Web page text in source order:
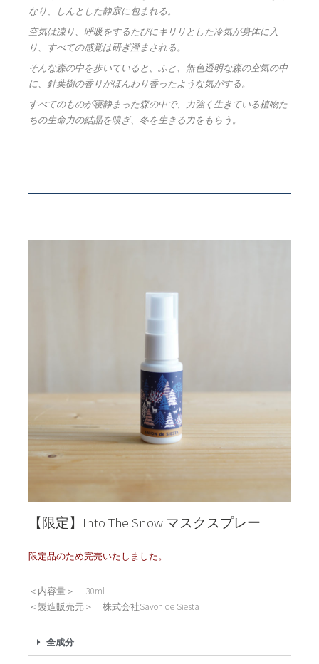
なり、しんとした静寂に包まれる。
空気は凍り、呼吸をするたびにキリリとした冷気が身体に入
り、すべての感覚は研ぎ澄まされる。
そんな森の中を歩いていると、ふと、無色透明な森の空気の中
に、針葉樹の香りがほんわり香ったような気がする。
すべてのものが寝静まった森の中で、力強く生きている植物た
ちの生命力の結晶を嗅ぎ、冬を生きる力をもらう。
【限定】Into The Snow マスクスプレー
限定品のため完売いたしました。
＜内容量＞ 30ml
＜製造販売元＞ 株式会社Savon de Siesta
全成分